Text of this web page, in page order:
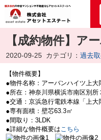
【成約物件】ア
2020-09-25 カテゴリ： 過去
【物件概要】
●物件名称：アーバンハイツ上大
●所在：神奈川県横浜市南区別所
●交通：京浜急行電鉄本線「上
●専有面積：壁芯63.3㎡
●間取り：3LDK
●詳細な物件概要はこちら